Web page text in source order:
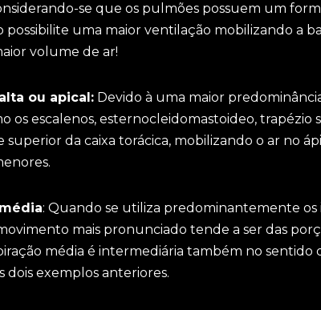
se que os pulmões possuem um
possibilite uma maior ventilação mobilizando a
volume de ar!
ou apical: Devido à uma maior
os escalenos, esternocleidomastoideo,
superior da caixa torácica, mobilizando o ar no
: Quando se utiliza predominantemente os
mais pronunciado tende a ser das
média é intermediária também no
dois exemplos anteriores.